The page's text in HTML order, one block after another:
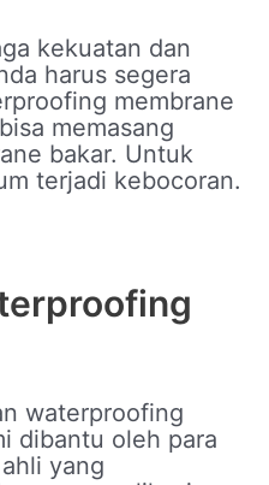
kekuatan dan
harus segera
membrane
memasang
bakar. Untuk
terjadi kebocoran.
waterproofing
dibantu oleh para
ahli yang